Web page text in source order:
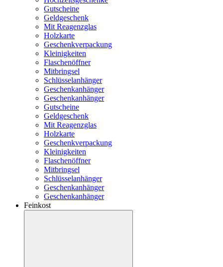
Gutscheine
Geldgeschenk
Mit Reagenzglas
Holzkarte
Geschenkverpackung
Kleinigkeiten
Flaschenöffner
Mitbringsel
Schlüsselanhänger
Geschenkanhänger
Geschenkanhänger
Gutscheine
Geldgeschenk
Mit Reagenzglas
Holzkarte
Geschenkverpackung
Kleinigkeiten
Flaschenöffner
Mitbringsel
Schlüsselanhänger
Geschenkanhänger
Geschenkanhänger
Feinkost